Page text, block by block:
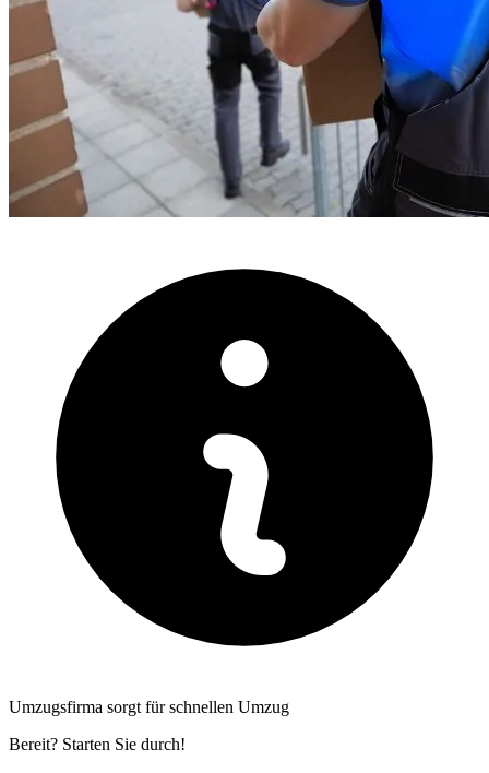
Umzugsfirma sorgt für schnellen Umzug
Bereit? Starten Sie durch!